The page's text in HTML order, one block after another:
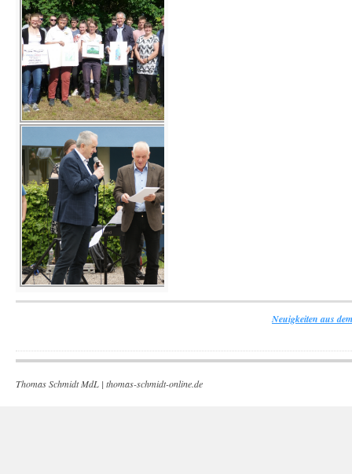
Neuigkeiten aus
Thomas Schmidt MdL | thomas-schmidt-online.de